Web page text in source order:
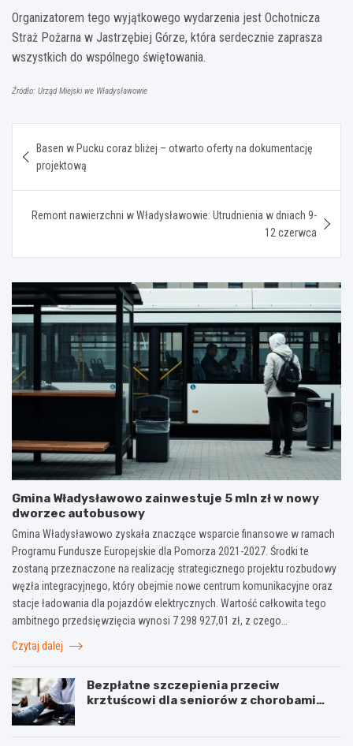
Organizatorem tego wyjątkowego wydarzenia jest Ochotnicza
Straż Pożarna w Jastrzębiej Górze, która serdecznie zaprasza
wszystkich do wspólnego świętowania.
Źródło: Urząd Miejski we Władysławowie
wpisu
Basen w Pucku coraz bliżej – otwarto oferty na dokumentację
projektową
Remont nawierzchni w Władysławowie: Utrudnienia w dniach 9-
12 czerwca
Gmina Władysławowo zainwestuje 5 mln zł w nowy
dworzec autobusowy
Gmina Władysławowo zyskała znaczące wsparcie finansowe w ramach
Programu Fundusze Europejskie dla Pomorza 2021-2027. Środki te
zostaną przeznaczone na realizację strategicznego projektu rozbudowy
węzła integracyjnego, który obejmie nowe centrum komunikacyjne oraz
stacje ładowania dla pojazdów elektrycznych. Wartość całkowita tego
ambitnego przedsięwzięcia wynosi 7 298 927,01 zł, z czego…
Czytaj dalej
Bezpłatne szczepienia przeciw
krztuścowi dla seniorów z chorobami